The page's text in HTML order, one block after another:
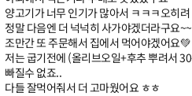
양고기가 너무 인기가 많아서 ㅋㅋㅋ오히
정말 다음엔 더 넉넉히 사가야겠더라구요~~
조만간 또 주문해서 집에서 먹어야겠어요💚
저는 굽기전에 (올리브오일+후추 뿌려서
빠질수 없죠..
다들 잘먹어줘서 더 고마웠어요 ㅎㅎ